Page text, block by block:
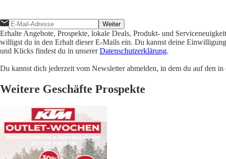
Weiter
Erhalte Angebote, Prospekte, lokale Deals, Produkt- und
willigst du in den Erhalt dieser E-Mails ein. Du kannst deine
und Klicks findest du in unsererDatenschutzerklärung.
Du kannst dich jederzeit vom Newsletter abmelden, in dem du auf den
Weitere Geschäfte Prospekte